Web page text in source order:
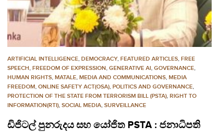
ARTIFICIAL INTELLIGENCE, DEMOCRACY, FEATURED ARTICLES, FREE
SPEECH, FREEDOM OF EXPRESSION, GENERATIVE AI, GOVERNANCE,
HUMAN RIGHTS, MATALE, MEDIA AND COMMUNICATIONS, MEDIA
FREEDOM, ONLINE SAFETY ACT(OSA), POLITICS AND GOVERNANCE,
PROTECTION OF THE STATE FROM TERRORISM BILL (PSTA), RIGHT TO
INFORMATION(RTI), SOCIAL MEDIA, SURVEILLANCE
ඩිජිටල් පුනරුදය සහ යෝජිත PSTA : ජනාධිපති